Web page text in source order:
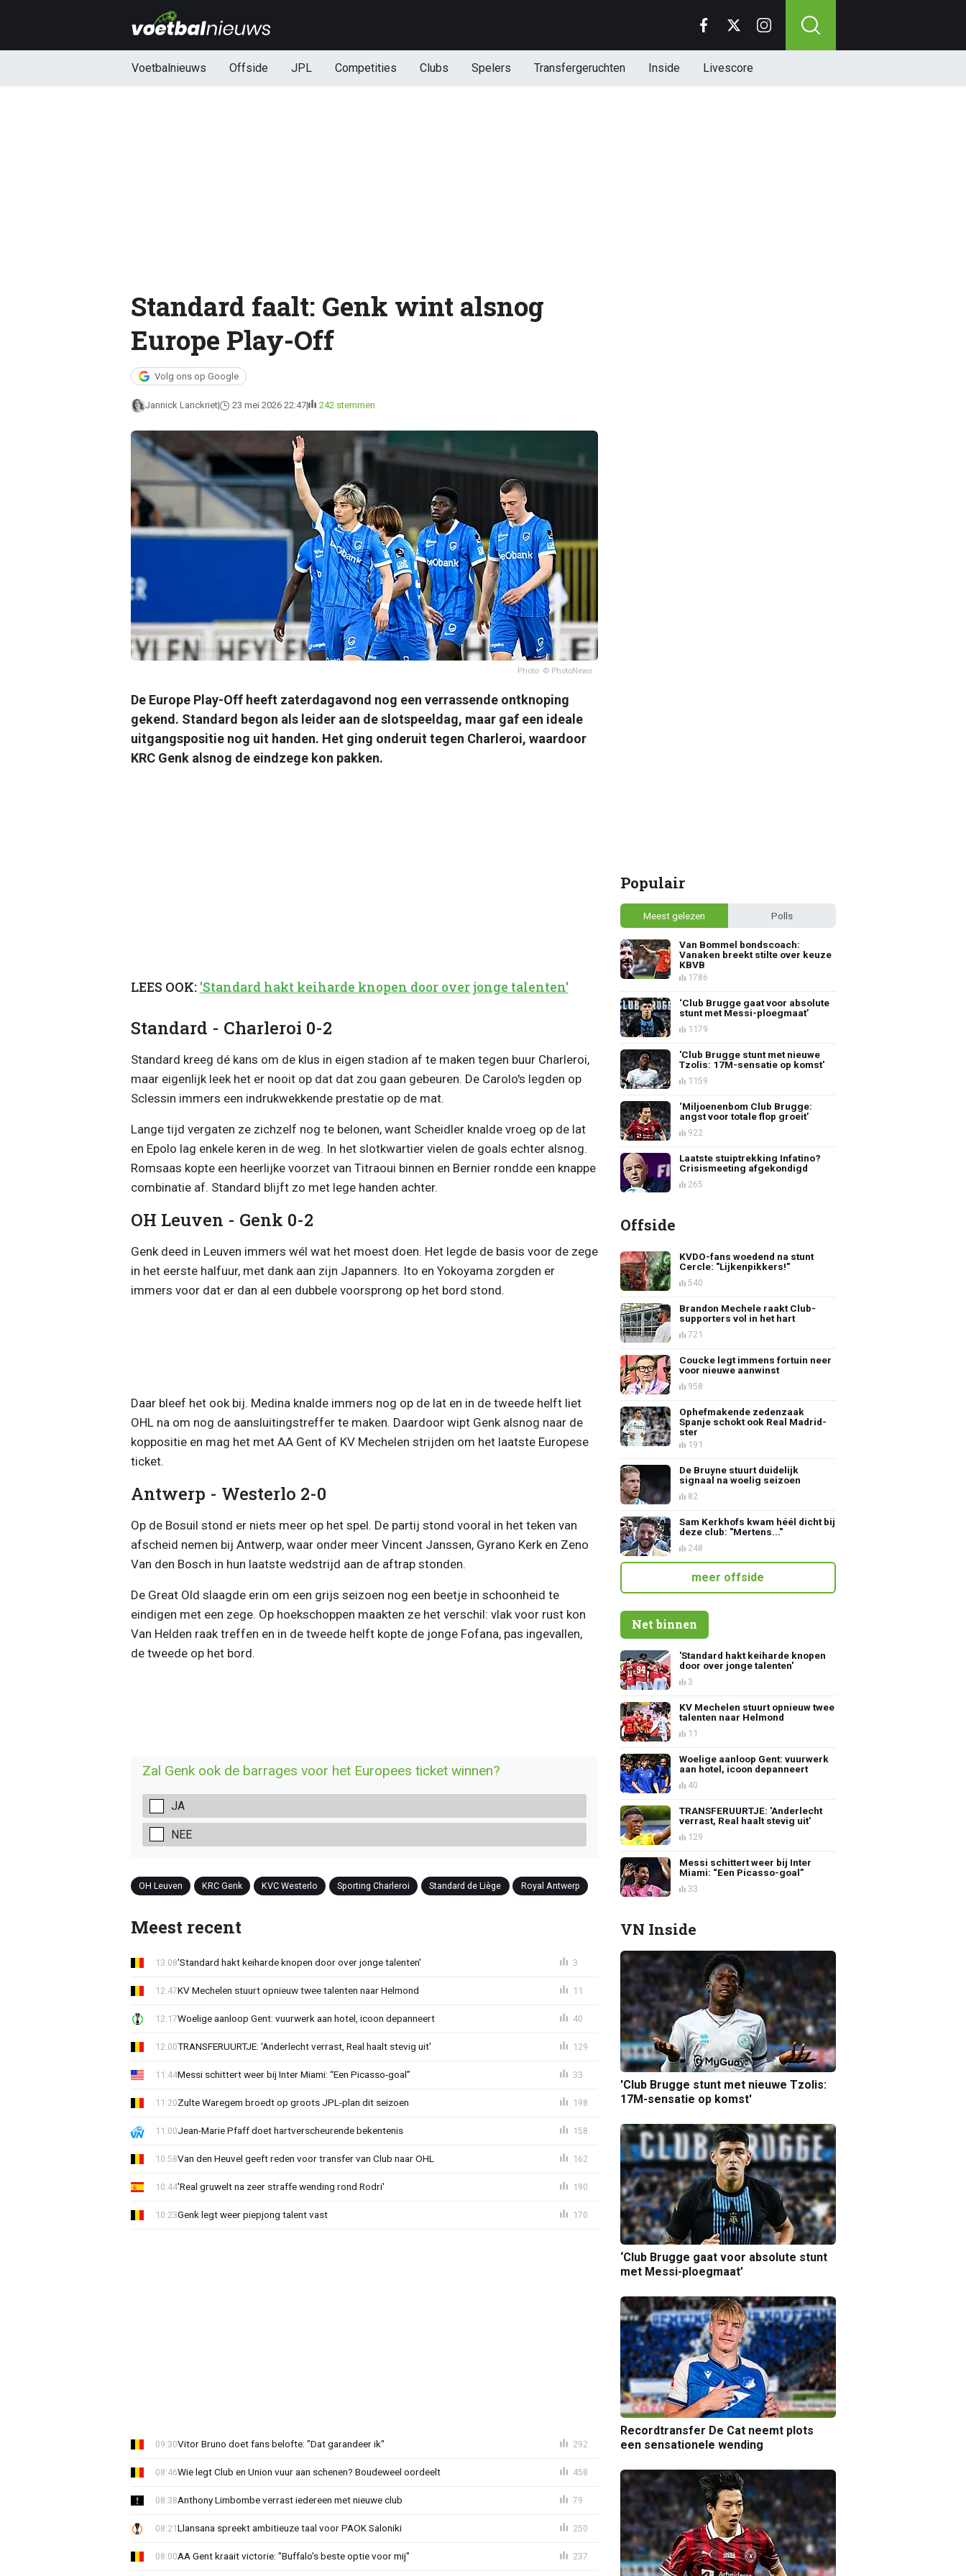
Voetbalnieuws Offside JPL Competities Clubs Spelers Transfergeruchten Inside Livescore
Standard faalt: Genk wint alsnog
Europe Play-Off
Volg ons op Google
Jannick Lanckriet 23 mei 2026 22:47 242 stemmen
Photo: © PhotoNews
De Europe Play-Off heeft zaterdagavond nog een verrassende ontknoping
gekend. Standard begon als leider aan de slotspeeldag, maar gaf een ideale
uitgangspositie nog uit handen. Het ging onderuit tegen Charleroi, waardoor
KRC Genk alsnog de eindzege kon pakken.
LEES OOK: 'Standard hakt keiharde knopen door over jonge talenten'
Standard - Charleroi 0-2
Standard kreeg dé kans om de klus in eigen stadion af te maken tegen buur Charleroi,
maar eigenlijk leek het er nooit op dat dat zou gaan gebeuren. De Carolo's legden op
Sclessin immers een indrukwekkende prestatie op de mat.
Lange tijd vergaten ze zichzelf nog te belonen, want Scheidler knalde vroeg op de lat
en Epolo lag enkele keren in de weg. In het slotkwartier vielen de goals echter alsnog.
Romsaas kopte een heerlijke voorzet van Titraoui binnen en Bernier rondde een knappe
combinatie af. Standard blijft zo met lege handen achter.
OH Leuven - Genk 0-2
Genk deed in Leuven immers wél wat het moest doen. Het legde de basis voor de zege
in het eerste halfuur, met dank aan zijn Japanners. Ito en Yokoyama zorgden er
immers voor dat er dan al een dubbele voorsprong op het bord stond.
Daar bleef het ook bij. Medina knalde immers nog op de lat en in de tweede helft liet
OHL na om nog de aansluitingstreffer te maken. Daardoor wipt Genk alsnog naar de
koppositie en mag het met AA Gent of KV Mechelen strijden om het laatste Europese
ticket.
Antwerp - Westerlo 2-0
Op de Bosuil stond er niets meer op het spel. De partij stond vooral in het teken van
afscheid nemen bij Antwerp, waar onder meer Vincent Janssen, Gyrano Kerk en Zeno
Van den Bosch in hun laatste wedstrijd aan de aftrap stonden.
De Great Old slaagde erin om een grijs seizoen nog een beetje in schoonheid te
eindigen met een zege. Op hoekschoppen maakten ze het verschil: vlak voor rust kon
Van Helden raak treffen en in de tweede helft kopte de jonge Fofana, pas ingevallen,
de tweede op het bord.
Zal Genk ook de barrages voor het Europees ticket winnen?
JA
NEE
OH Leuven KRC Genk KVC Westerlo Sporting Charleroi Standard de Liège Royal Antwerp
Meest recent
'Standard hakt keiharde knopen door over jonge talenten'
13:08 3
KV Mechelen stuurt opnieuw twee talenten naar Helmond
12:47 11
Woelige aanloop Gent: vuurwerk aan hotel, icoon depanneert
12:17 40
TRANSFERUURTJE: 'Anderlecht verrast, Real haalt stevig uit'
12:00 129
Messi schittert weer bij Inter Miami: “Een Picasso-goal”
11:44 33
Zulte Waregem broedt op groots JPL-plan dit seizoen
11:20 198
Jean-Marie Pfaff doet hartverscheurende bekentenis
11:00 158
Van den Heuvel geeft reden voor transfer van Club naar OHL
10:58 162
'Real gruwelt na zeer straffe wending rond Rodri'
10:44 190
Genk legt weer piepjong talent vast
10:23 170
Vitor Bruno doet fans belofte: "Dat garandeer ik"
09:30 292
Wie legt Club en Union vuur aan schenen? Boudeweel oordeelt
08:46 458
Anthony Limbombe verrast iedereen met nieuwe club
08:38 79
Llansana spreekt ambitieuze taal voor PAOK Saloniki
08:21 250
AA Gent kraait victorie: "Buffalo's beste optie voor mij"
08:00 237
Populair
Meest gelezen Polls
Van Bommel bondscoach:
Vanaken breekt stilte over keuze
KBVB
1786
‘Club Brugge gaat voor absolute
stunt met Messi-ploegmaat’
1179
'Club Brugge stunt met nieuwe
Tzolis: 17M-sensatie op komst'
1159
‘Miljoenenbom Club Brugge:
angst voor totale flop groeit’
922
Laatste stuiptrekking Infatino?
Crisismeeting afgekondigd
265
Offside
KVDO-fans woedend na stunt
Cercle: "Lijkenpikkers!"
540
Brandon Mechele raakt Club-
supporters vol in het hart
721
Coucke legt immens fortuin neer
voor nieuwe aanwinst
958
Ophefmakende zedenzaak
Spanje schokt ook Real Madrid-
ster
191
De Bruyne stuurt duidelijk
signaal na woelig seizoen
82
Sam Kerkhofs kwam héél dicht bij
deze club: "Mertens..."
248
meer offside
Net binnen
'Standard hakt keiharde knopen
door over jonge talenten'
3
KV Mechelen stuurt opnieuw twee
talenten naar Helmond
11
Woelige aanloop Gent: vuurwerk
aan hotel, icoon depanneert
40
TRANSFERUURTJE: 'Anderlecht
verrast, Real haalt stevig uit'
129
Messi schittert weer bij Inter
Miami: “Een Picasso-goal”
33
VN Inside
'Club Brugge stunt met nieuwe Tzolis:
17M-sensatie op komst'
‘Club Brugge gaat voor absolute stunt
met Messi-ploegmaat’
Recordtransfer De Cat neemt plots
een sensationele wending